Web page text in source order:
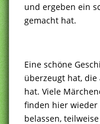
und ergeben ein
gemacht hat.
Eine schöne
überzeugt hat,
hat. Viele
finden hier wieder
belassen,